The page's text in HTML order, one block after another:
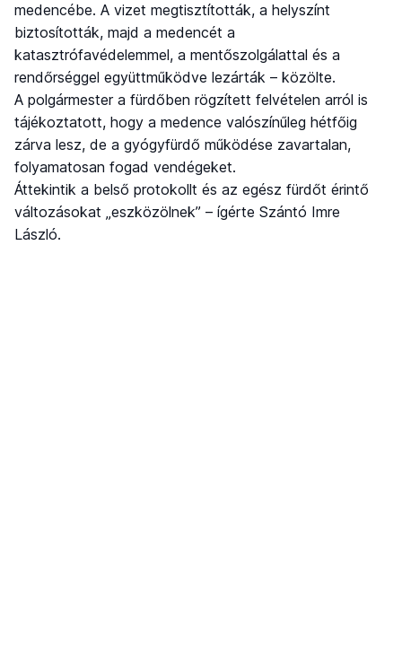
medencébe. A vizet megtisztították, a helyszínt
biztosították, majd a medencét a
katasztrófavédelemmel, a mentőszolgálattal és a
rendőrséggel együttműködve lezárták – közölte.
A polgármester a fürdőben rögzített felvételen arról is
tájékoztatott, hogy a medence valószínűleg hétfőig
zárva lesz, de a gyógyfürdő működése zavartalan,
folyamatosan fogad vendégeket.
Áttekintik a belső protokollt és az egész fürdőt érintő
változásokat „eszközölnek” – ígérte Szántó Imre
László.